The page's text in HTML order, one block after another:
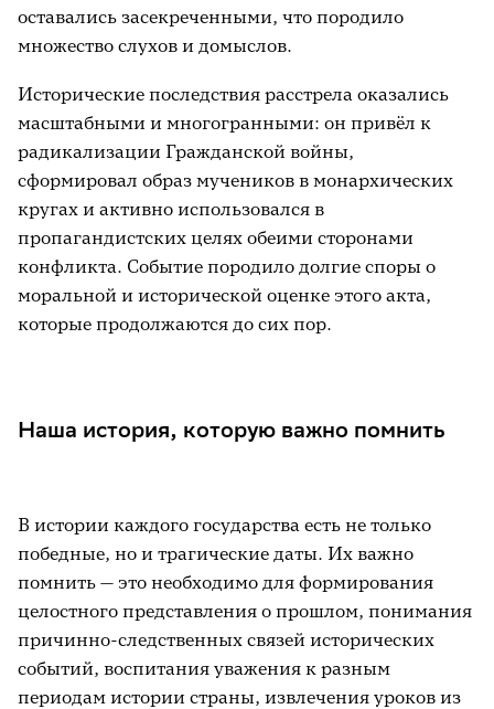
оставались засекреченными, что породило
множество слухов и домыслов.
Исторические последствия расстрела оказались
масштабными и многогранными: он привёл к
радикализации Гражданской войны,
сформировал образ мучеников в монархических
кругах и активно использовался в
пропагандистских целях обеими сторонами
конфликта. Событие породило долгие споры о
моральной и исторической оценке этого акта,
которые продолжаются до сих пор.
Наша история, которую важно помнить
В истории каждого государства есть не только
победные, но и трагические даты. Их важно
помнить — это необходимо для формирования
целостного представления о прошлом, понимания
причинно-следственных связей исторических
событий, воспитания уважения к разным
периодам истории страны, извлечения уроков из